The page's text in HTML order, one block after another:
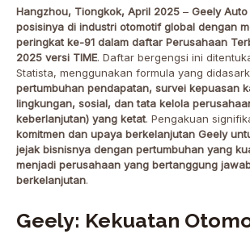
Hangzhou, Tiongkok, April 2025 – Geely
posisinya di industri otomotif global dengan
peringkat ke-91 dalam daftar Perusahaan
2025 versi TIME. Daftar bergengsi ini
Statista, menggunakan formula yang
pertumbuhan pendapatan, survei kepuasan
lingkungan, sosial, dan tata kelola
keberlanjutan) yang ketat. Pengakuan
komitmen dan upaya berkelanjutan Geely
jejak bisnisnya dengan pertumbuhan yang
menjadi perusahaan yang bertanggung
berkelanjutan.
Geely: Kekuatan